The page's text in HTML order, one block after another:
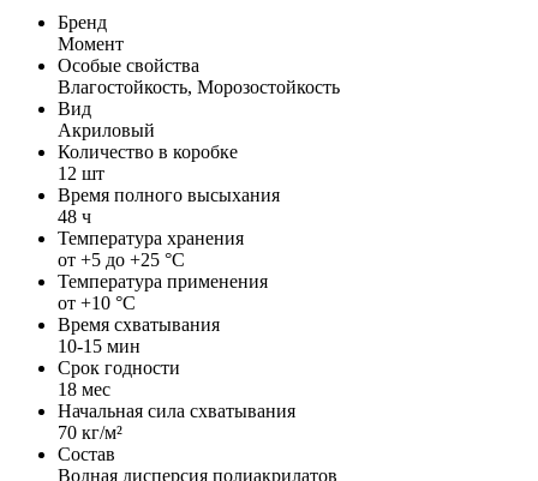
Бренд
Момент
Особые свойства
Влагостойкость, Морозостойкость
Вид
Акриловый
Количество в коробке
12 шт
Время полного высыхания
48 ч
Температура хранения
от +5 до +25 °С
Температура применения
от +10 °C
Время схватывания
10-15 мин
Срок годности
18 мес
Начальная сила схватывания
70 кг/м²
Состав
Водная дисперсия полиакрилатов